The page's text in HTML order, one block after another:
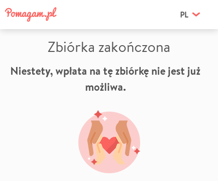
PL
Zbiórka zakończona
Niestety, wpłata na tę zbiórkę nie jest już
możliwa.